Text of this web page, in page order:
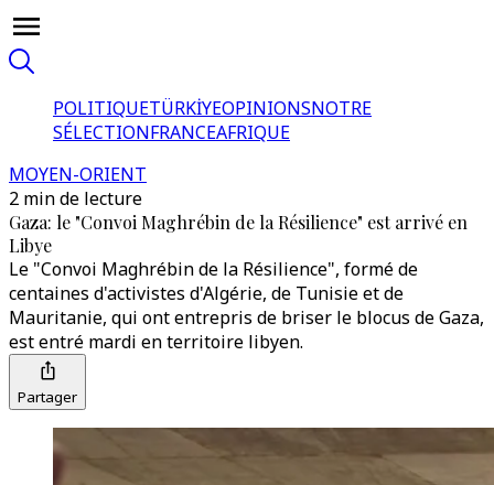
POLITIQUETÜRKİYEOPINIONSNOTRE
SÉLECTIONFRANCEAFRIQUE
MOYEN-ORIENT
2 min de lecture
Gaza: le "Convoi Maghrébin de la Résilience" est arrivé en
Libye
Le "Convoi Maghrébin de la Résilience", formé de
centaines d'activistes d'Algérie, de Tunisie et de
Mauritanie, qui ont entrepris de briser le blocus de Gaza,
est entré mardi en territoire libyen.
Partager